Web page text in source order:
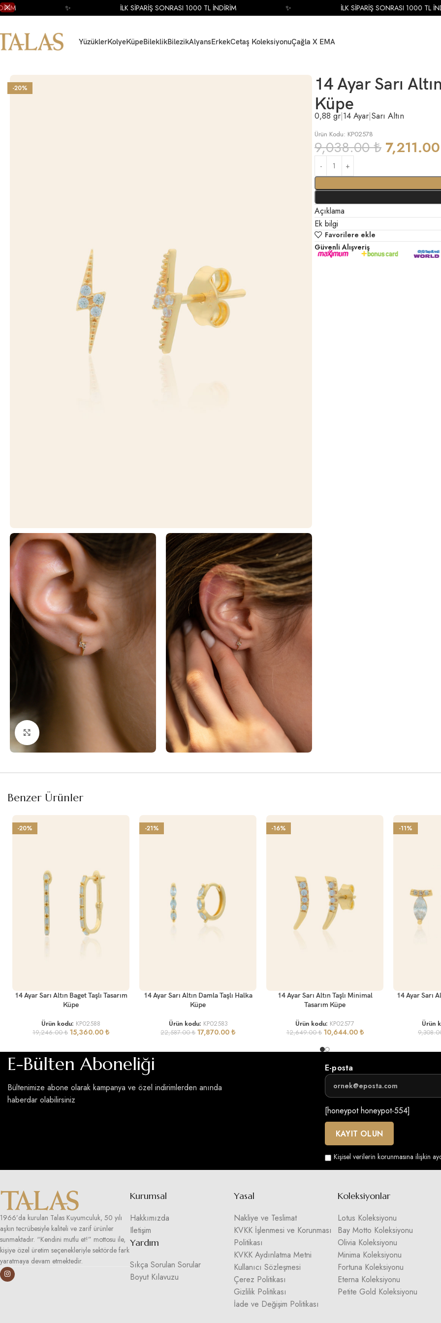
YüzüklerKolyeKüpeBileklikBilezikAlyansErkekCetaş KoleksiyonuÇağla X EMA
-20%
14 Ayar Sarı
Küpe
0,88 gr|14 Ayar|Sarı Altın
Ürün Kodu: KP02578
9,038.00₺
Açıklama
Ek bilgi
Favorilere ekle
Güvenli Alışveriş
Benzer Ürünler
-20%
SEPETE EKLE
14 Ayar Sarı Altın Baget Taşlı Tasarım
Küpe
Ürün kodu: KP02588
19,246.00₺ 15,360.00 ₺
-21%
SEPETE EKLE
14 Ayar Sarı Altın Damla Taşlı Halka
Küpe
Ürün kodu: KP02583
22,587.00₺ 17,870.00 ₺
-16%
SEPETE EKLE
14 Ayar Sarı Altın Taşlı Minimal
Tasarım Küpe
Ürün kodu: KP02577
12,649.00₺ 10,644.00 ₺
-11%
SEPETE EKLE
14 Ayar Sarı
Ürün
E-Bülten Aboneliği
Bültenimize abone olarak kampanya ve özel indirimlerden anında
haberdar olabilirsiniz
E-posta
[honeypot honeypot-554]
Kişisel verilerin korunmasına ilişkin
1966’da kurulan Talas Kuyumculuk, 50 yılı
aşkın tecrübesiyle kaliteli ve zarif ürünler
sunmaktadır. “Kendini mutlu et!” mottosu ile,
kişiye özel üretim seçenekleriyle sektörde fark
yaratmaya devam etmektedir.
Kurumsal
Hakkımızda
Iletişim
Yardım
Sıkça Sorulan Sorular
Boyut Kılavuzu
Yasal
Nakliye ve Teslimat
KVKK İşlenmesi ve Korunması
Politikası
KVKK Aydınlatma Metni
Kullanıcı Sözleşmesi
Çerez Politikası
Gizlilik Politikası
İade ve Değişim Politikası
Koleksiyonlar
Lotus Koleksiyonu
Bay Motto Koleksiyonu
Olivia Koleksiyonu
Minima Koleksiyonu
Fortuna Koleksiyonu
Eterna Koleksiyonu
Petite Gold Koleksiyonu
İLK SİPARİŞ SONRASI 1000 TL İNDİRİM İLK SİPARİŞ SONRASI 1000 TL